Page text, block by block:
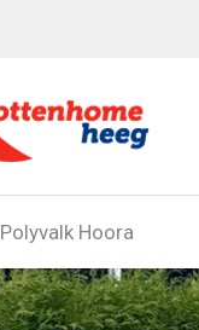
Polyvalk Hoora